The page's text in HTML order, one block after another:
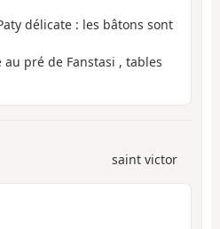
délicate : les bâtons sont
pré de Fanstasi , tables
saint victor